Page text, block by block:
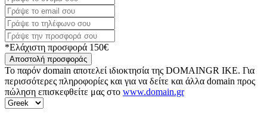
*Ελάχιστη προσφορά 150€
Αποστολή προσφοράς
Το παρόν domain αποτελεί ιδιοκτησία της DOMAINGR ΙΚΕ. Για
περισσότερες πληροφορίες και για να δείτε και άλλα domain προς
πώληση επισκεφθείτε μας στο www.domain.gr